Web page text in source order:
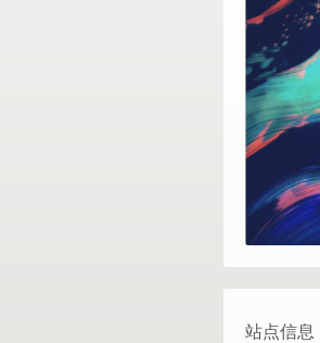
站点信息